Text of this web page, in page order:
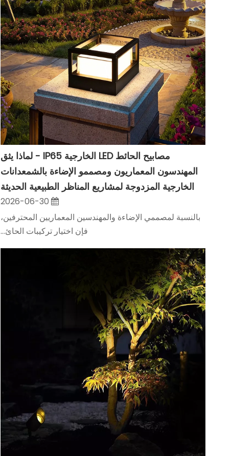
مصابيح الحائط LED الخارجية IP65 - لماذا يثق
المهندسون المعماريون ومصممو الإضاءة بالشمعدانات
الخارجية المزدوجة لمشاريع المناظر الطبيعية الحديثة
2026-06-30
بالنسبة لمصممي الإضاءة والمهندسين المعماريين المحترفين،
فإن اختيار تركيبات الحائ...